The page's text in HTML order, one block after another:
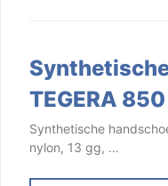
TEGERA 850
Synthetische
nylon, 13 gg, …